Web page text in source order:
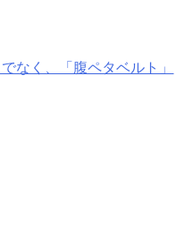
なく、「腹ペタベルト」